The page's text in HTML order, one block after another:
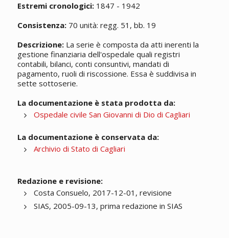
Estremi cronologici:1847 - 1942
Consistenza:70 unità: regg. 51, bb. 19
Descrizione:La serie è composta da atti inerenti la
gestione finanziaria dell'ospedale quali registri
contabili, bilanci, conti consuntivi, mandati di
pagamento, ruoli di riscossione. Essa è suddivisa in
sette sottoserie.
La documentazione è stata prodotta da:
Ospedale civile San Giovanni di Dio di Cagliari
La documentazione è conservata da:
Archivio di Stato di Cagliari
Redazione e revisione:
Costa Consuelo, 2017-12-01, revisione
SIAS, 2005-09-13, prima redazione in SIAS